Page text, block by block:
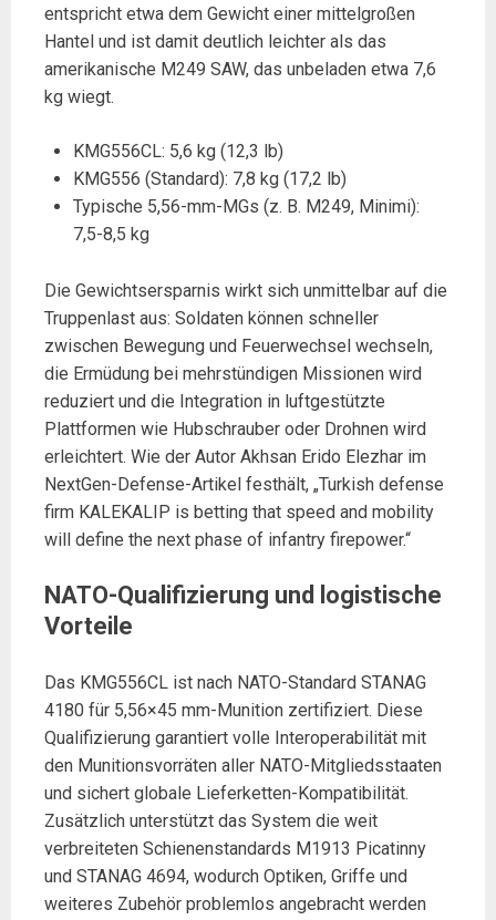
entspricht etwa dem Gewicht einer mittelgroßen
Hantel und ist damit deutlich leichter als das
amerikanische M249 SAW, das unbeladen etwa 7,6
kg wiegt.
KMG556CL: 5,6 kg (12,3 lb)
KMG556 (Standard): 7,8 kg (17,2 lb)
Typische 5,56-mm-MGs (z. B. M249, Minimi):
7,5-8,5 kg
Die Gewichtsersparnis wirkt sich unmittelbar auf die
Truppenlast aus: Soldaten können schneller
zwischen Bewegung und Feuerwechsel wechseln,
die Ermüdung bei mehrstündigen Missionen wird
reduziert und die Integration in luftgestützte
Plattformen wie Hubschrauber oder Drohnen wird
erleichtert. Wie der Autor Akhsan Erido Elezhar im
NextGen-Defense-Artikel festhält, „Turkish defense
firm KALEKALIP is betting that speed and mobility
will define the next phase of infantry firepower.“
NATO-Qualifizierung und logistische
Vorteile
Das KMG556CL ist nach NATO-Standard STANAG
4180 für 5,56×45 mm-Munition zertifiziert. Diese
Qualifizierung garantiert volle Interoperabilität mit
den Munitionsvorräten aller NATO-Mitgliedsstaaten
und sichert globale Lieferketten-Kompatibilität.
Zusätzlich unterstützt das System die weit
verbreiteten Schienenstandards M1913 Picatinny
und STANAG 4694, wodurch Optiken, Griffe und
weiteres Zubehör problemlos angebracht werden